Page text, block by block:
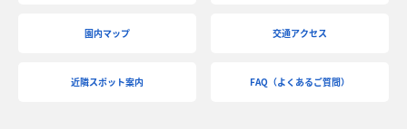
園内マップ 交通アクセス
近隣スポット案内 FAQ（よくあるご質問）